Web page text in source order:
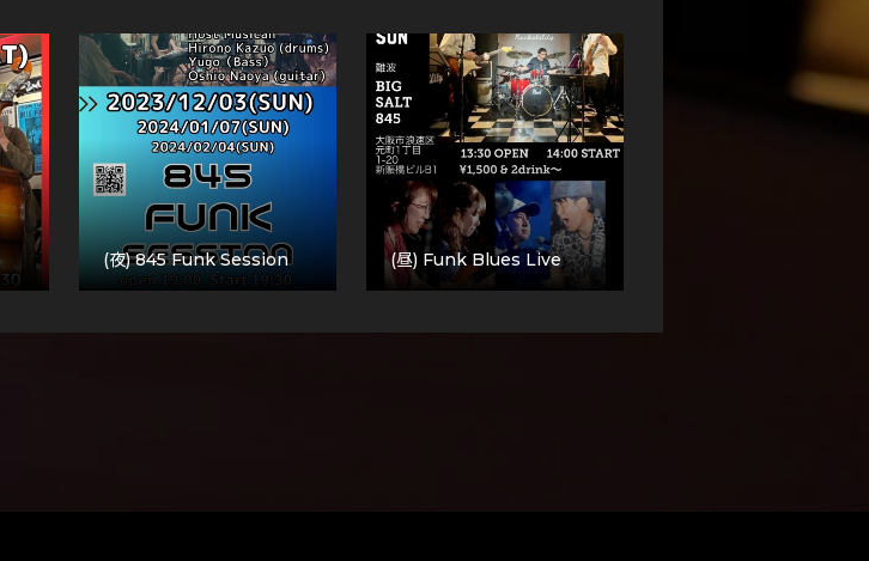
(夜) 845 Funk Session (昼) Funk Blues Live